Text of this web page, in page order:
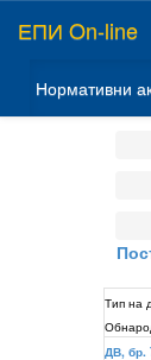
ЕПИ On-line
Нормативни
Тип на
ДВ, бр.